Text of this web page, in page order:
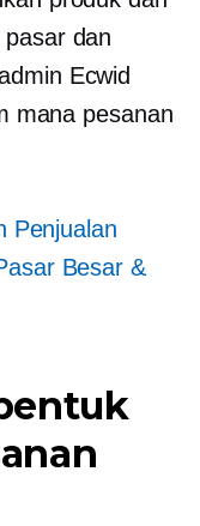
dan
Ecwid
mana pesanan
Penjualan
Besar &